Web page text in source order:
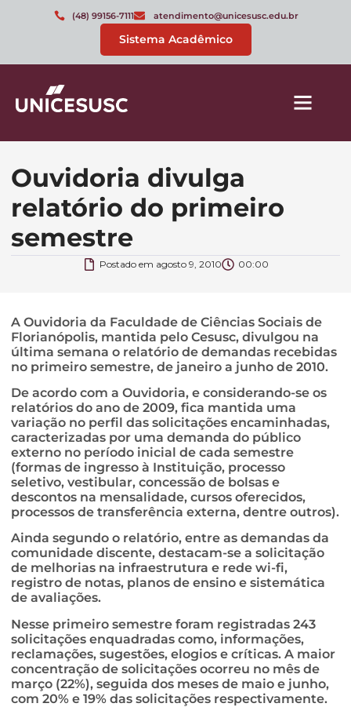
(48) 99156-7111 atendimento@unicesusc.edu.br
Sistema Acadêmico
Ouvidoria divulga
relatório do primeiro
semestre
Postado em agosto 9, 2010 00:00
A Ouvidoria da Faculdade de Ciências Sociais de
Florianópolis, mantida pelo Cesusc, divulgou na
última semana o relatório de demandas recebidas
no primeiro semestre, de janeiro a junho de 2010.
De acordo com a Ouvidoria, e considerando-se os
relatórios do ano de 2009, fica mantida uma
variação no perfil das solicitações encaminhadas,
caracterizadas por uma demanda do público
externo no período inicial de cada semestre
(formas de ingresso à Instituição, processo
seletivo, vestibular, concessão de bolsas e
descontos na mensalidade, cursos oferecidos,
processos de transferência externa, dentre outros).
Ainda segundo o relatório, entre as demandas da
comunidade discente, destacam-se a solicitação
de melhorias na infraestrutura e rede wi-fi,
registro de notas, planos de ensino e sistemática
de avaliações.
Nesse primeiro semestre foram registradas 243
solicitações enquadradas como, informações,
reclamações, sugestões, elogios e críticas. A maior
concentração de solicitações ocorreu no mês de
março (22%), seguida dos meses de maio e junho,
com 20% e 19% das solicitações respectivamente.